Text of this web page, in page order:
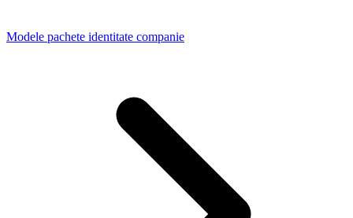
Modele pachete identitate companie